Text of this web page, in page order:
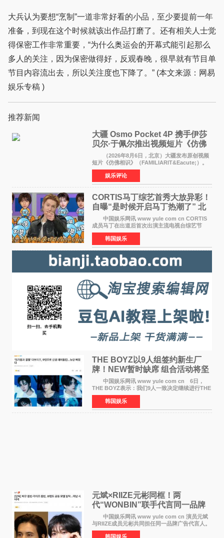
大兵认为要想“烹制”一道非常好看的小品，至少要提前一年
准备，到现在这个时候就该出作品打磨了。还有相关人士觉
得保密工作非常重要，“为什么奥运会的开幕式能引起那么
多人的关注，因为保密做得好，反观春晚，很早就有节目单
节目内容流出去，所以关注度也下降了。” (本文来源：网易
娱乐专稿 )
推荐新闻
大疆 Osmo Pocket 4P 携手伊莎
贝尔·于佩尔推出视频短片《仿佛
相识》
（2026年8月6日，北京）大疆发布原创视频
短片《仿佛相识》（FAMILIARIT&Eacute;）。
视频短片由戛纳国际电影节最佳女演员伊莎贝尔·
于佩尔（Isabelle Huppert）主演，全程使用大
疆首款双主摄口
娱乐评论
CORTIS马丁综艺首秀大放异彩！
自曝“是时候开启马丁热潮了” 北
美巡演火热进行中
中国娱乐网讯 www yule com cn CORTIS
成员马丁在出道后首次出演主流电视台综艺节
目，展现了多才多艺的魅力。 马丁出演了5日
播出的MBC《Radio Star》Fashion与Passion
之间，I&lsquo;m
韩国娱乐
THE BOYZ以9人组签约新生厂
牌！NEW暂时缺席 组合活动将坚
定不移继续
中国娱乐网讯 www yule com cn 6日，
THE BOYZ表示：我们9人一致决定继续进行THE
BOYZ组合活动，并且已经完成了组合团体活动
签约。目前正在新生厂牌下进行活动准备。尚未
离开THE BOYZ原所
韩国娱乐
元斌×RIIZE元彬同框！两
代“WONBIN”联手代言同一品牌
颜值天花板合体
中国娱乐网讯 www yule com cn 演员元斌
与RIIZE成员元彬共同担任同一品牌广告代言人。
6日据独家报道，继演员元斌之后，RIIZE元彬最
韩国娱乐